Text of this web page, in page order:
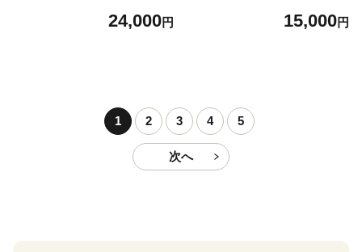
河北町産 【河北町観光物産協
24,000円 15,000円
1 2 3 4 5
次へ